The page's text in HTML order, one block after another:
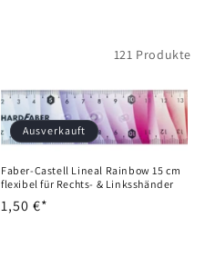
121 Produkte
Ausverkauft
Faber-Castell Lineal Rainbow 15 cm
flexibel für Rechts- & Linksshänder
Normaler
1,50 €*